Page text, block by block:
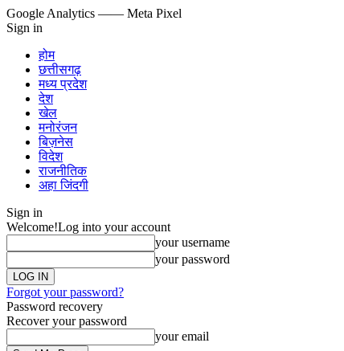
Google Analytics —— Meta Pixel
Sign in
होम
छत्तीसगढ़
मध्य प्रदेश
देश
खेल
मनोरंजन
बिज़नेस
विदेश
राजनीतिक
अहा जिंदगी
Sign in
Welcome!Log into your account
your username
your password
Forgot your password?
Password recovery
Recover your password
your email